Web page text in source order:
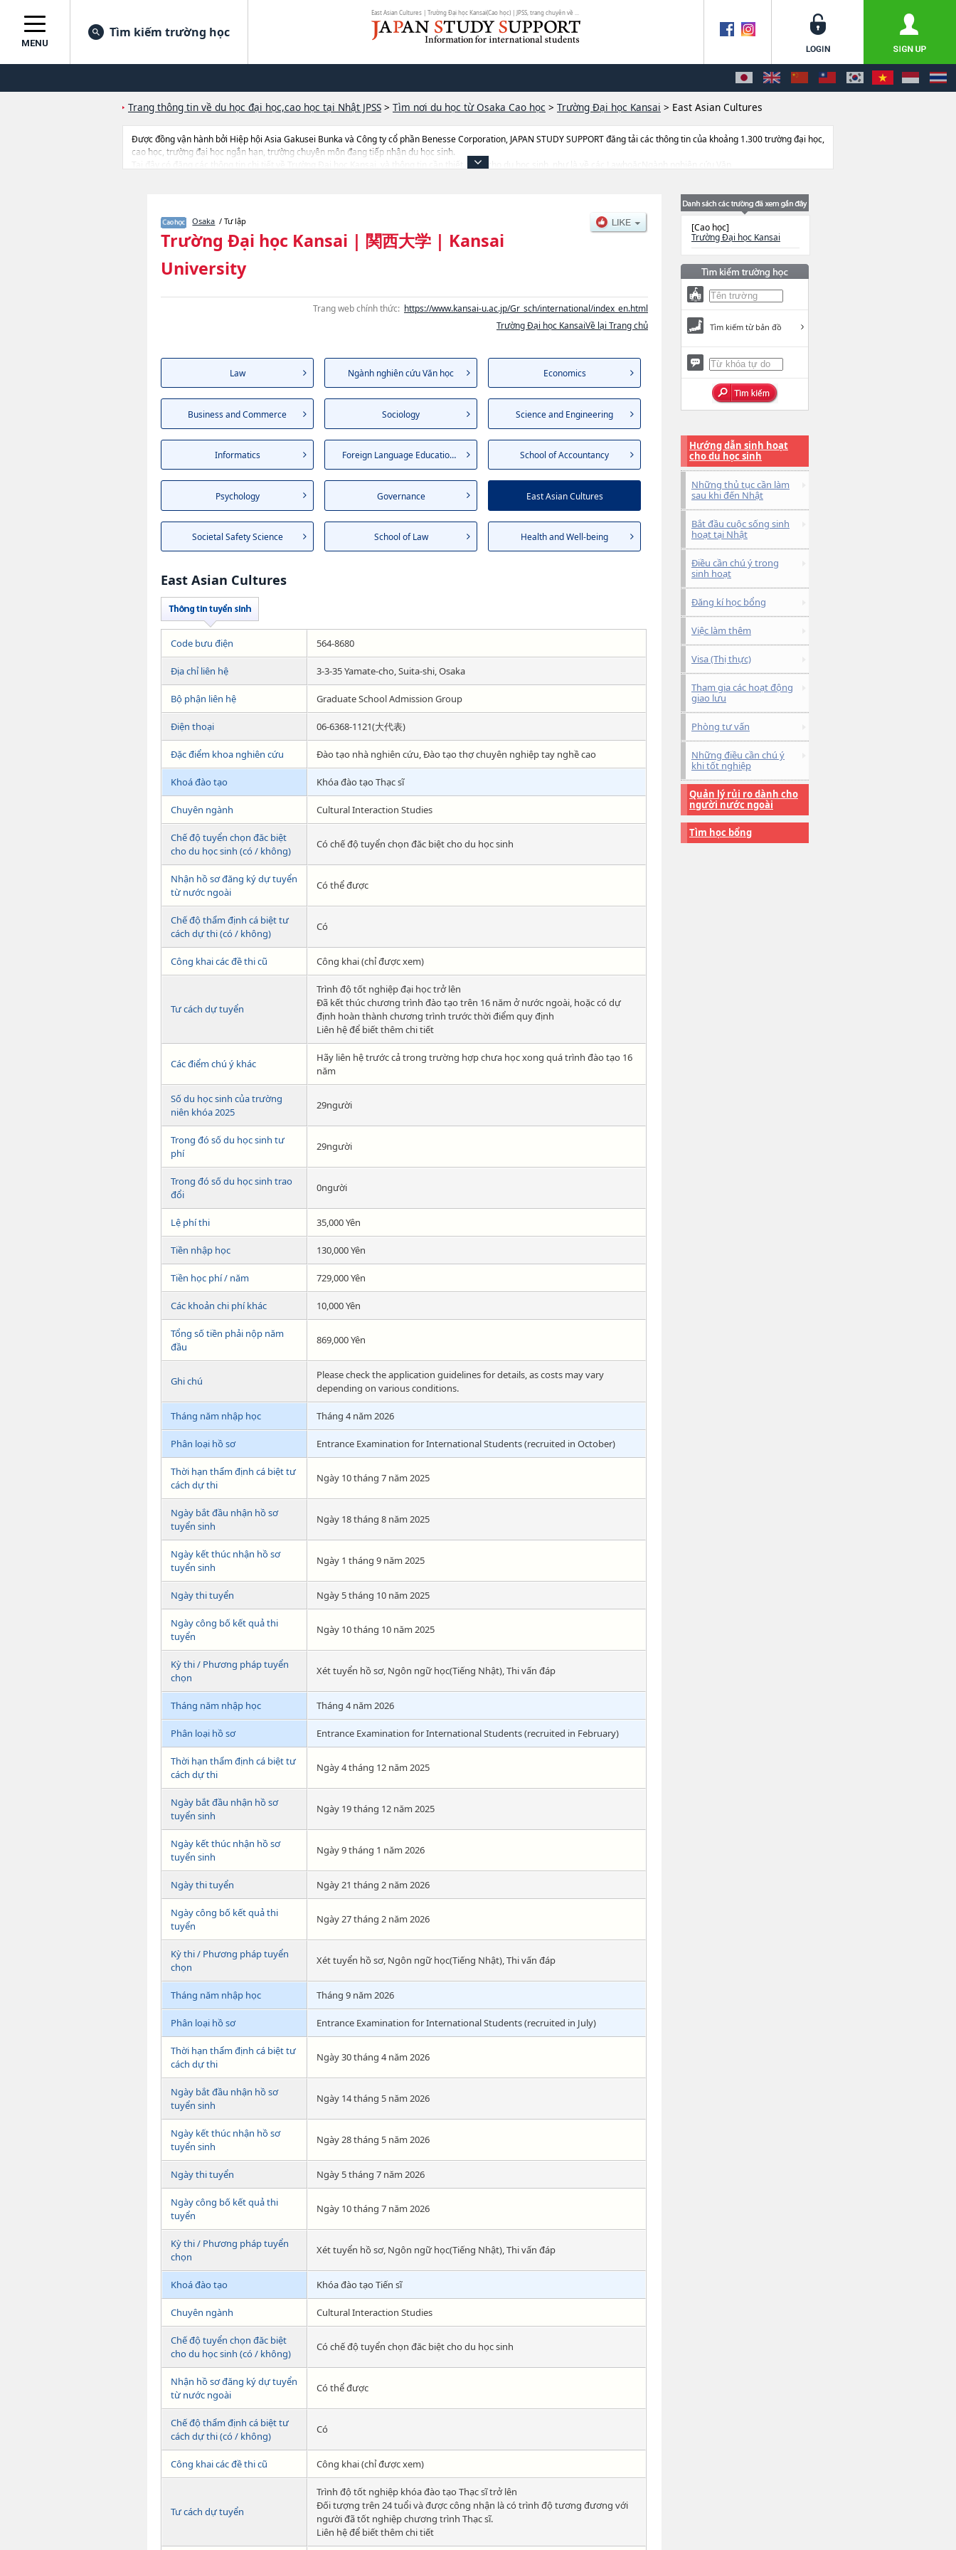
East Asian Cultures | Trường Đại học Kansai(Cao học) | JPSS, trang chuyên về ...
MENU
Tìm kiếm trường học
Trang thông tin về du học đại học,cao học tại Nhật JPSS > Tìm nơi du học từ Osaka Cao học > Trường Đại học Kansai > East Asian Cultures
Được đồng vận hành bởi Hiệp hội Asia Gakusei Bunka và Công ty cổ phần Benesse Corporation, JAPAN STUDY SUPPORT đăng tải các thông tin của khoảng 1.300 trường đại học,
cao học, trường đại học ngắn hạn, trường chuyên môn đang tiếp nhận du học sinh.
Tại đây có đăng các thông tin chi tiết về Trường Đại học Kansai, và thông tin cần thiết dành cho du học sinh, như là về các LawhoặcNgành nghiên cứu Văn
Osaka / Tư lập
Trường Đại học Kansai | 関西大学 | Kansai
University
Trang web chính thức: https://www.kansai-u.ac.jp/Gr_sch/international/index_en.html
Trường Đại học KansaiVề lại Trang chủ
Law Ngành nghiên cứu Văn học Economics
Business and Commerce Sociology Science and Engineering
Informatics Foreign Language Education an... School of Accountancy
Psychology Governance East Asian Cultures
Societal Safety Science School of Law Health and Well-being
East Asian Cultures
Code bưu điện 564-8680
Địa chỉ liên hệ 3-3-35 Yamate-cho, Suita-shi, Osaka
Bộ phận liên hệ Graduate School Admission Group
Điện thoại 06-6368-1121(大代表)
Đặc điểm khoa nghiên cứu Đào tạo nhà nghiên cứu, Đào tạo thợ chuyên nghiệp tay nghề cao
Khoá đào tạo Khóa đào tạo Thạc sĩ
Chuyên ngành Cultural Interaction Studies
Chế độ tuyển chọn đăc biệt
cho du học sinh (có / không)
Có chế độ tuyển chọn đăc biệt cho du học sinh
Nhận hồ sơ đăng ký dự tuyển
từ nước ngoài
Có thể được
Chế độ thẩm định cá biệt tư
cách dự thi (có / không)
Có
Công khai các đề thi cũ Công khai (chỉ được xem)
Tư cách dự tuyển
Trình độ tốt nghiệp đại học trở lên
Đã kết thúc chương trình đào tạo trên 16 năm ở nước ngoài, hoặc có dự
định hoàn thành chương trình trước thời điểm quy định
Liên hệ để biết thêm chi tiết
Các điểm chú ý khác
Hãy liên hệ trước cả trong trường hợp chưa học xong quá trình đào tạo 16
năm
Số du học sinh của trường
niên khóa 2025
29người
Trong đó số du học sinh tư
phí
29người
Trong đó số du học sinh trao
đổi
0người
Lệ phí thi 35,000 Yên
Tiền nhập học 130,000 Yên
Tiền học phí / năm 729,000 Yên
Các khoản chi phí khác 10,000 Yên
Tổng số tiền phải nộp năm
đầu
869,000 Yên
Ghi chú
Please check the application guidelines for details, as costs may vary
depending on various conditions.
Tháng năm nhập học Tháng 4 năm 2026
Phân loại hồ sơ Entrance Examination for International Students (recruited in October)
Thời hạn thẩm định cá biệt tư
cách dự thi
Ngày 10 tháng 7 năm 2025
Ngày bắt đầu nhận hồ sơ
tuyển sinh
Ngày 18 tháng 8 năm 2025
Ngày kết thúc nhận hồ sơ
tuyển sinh
Ngày 1 tháng 9 năm 2025
Ngày thi tuyển Ngày 5 tháng 10 năm 2025
Ngày công bố kết quả thi
tuyển
Ngày 10 tháng 10 năm 2025
Kỳ thi / Phương pháp tuyển
chọn
Xét tuyển hồ sơ, Ngôn ngữ học(Tiếng Nhật), Thi vấn đáp
Tháng năm nhập học Tháng 4 năm 2026
Phân loại hồ sơ Entrance Examination for International Students (recruited in February)
Thời hạn thẩm định cá biệt tư
cách dự thi
Ngày 4 tháng 12 năm 2025
Ngày bắt đầu nhận hồ sơ
tuyển sinh
Ngày 19 tháng 12 năm 2025
Ngày kết thúc nhận hồ sơ
tuyển sinh
Ngày 9 tháng 1 năm 2026
Ngày thi tuyển Ngày 21 tháng 2 năm 2026
Ngày công bố kết quả thi
tuyển
Ngày 27 tháng 2 năm 2026
Kỳ thi / Phương pháp tuyển
chọn
Xét tuyển hồ sơ, Ngôn ngữ học(Tiếng Nhật), Thi vấn đáp
Tháng năm nhập học Tháng 9 năm 2026
Phân loại hồ sơ Entrance Examination for International Students (recruited in July)
Thời hạn thẩm định cá biệt tư
cách dự thi
Ngày 30 tháng 4 năm 2026
Ngày bắt đầu nhận hồ sơ
tuyển sinh
Ngày 14 tháng 5 năm 2026
Ngày kết thúc nhận hồ sơ
tuyển sinh
Ngày 28 tháng 5 năm 2026
Ngày thi tuyển Ngày 5 tháng 7 năm 2026
Ngày công bố kết quả thi
tuyển
Ngày 10 tháng 7 năm 2026
Kỳ thi / Phương pháp tuyển
chọn
Xét tuyển hồ sơ, Ngôn ngữ học(Tiếng Nhật), Thi vấn đáp
Khoá đào tạo Khóa đào tạo Tiến sĩ
Chuyên ngành Cultural Interaction Studies
Chế độ tuyển chọn đăc biệt
cho du học sinh (có / không)
Có chế độ tuyển chọn đăc biệt cho du học sinh
Nhận hồ sơ đăng ký dự tuyển
từ nước ngoài
Có thể được
Chế độ thẩm định cá biệt tư
cách dự thi (có / không)
Có
Công khai các đề thi cũ Công khai (chỉ được xem)
Tư cách dự tuyển
Trình độ tốt nghiệp khóa đào tạo Thạc sĩ trở lên
Đối tượng trên 24 tuổi và được công nhận là có trình độ tương đương với
người đã tốt nghiệp chương trình Thạc sĩ.
Liên hệ để biết thêm chi tiết
[Cao học]
Trường Đại học Kansai
Tìm kiếm từ bản đồ
Hướng dẫn sinh hoạt
cho du học sinh
Những thủ tục cần làm
sau khi đến Nhật
Bắt đầu cuộc sống sinh
hoạt tại Nhật
Điều cần chú ý trong
sinh hoạt
Đăng kí học bổng
Việc làm thêm
Visa (Thị thực)
Tham gia các hoạt động
giao lưu
Phòng tư vấn
Những điều cần chú ý
khi tốt nghiệp
Quản lý rủi ro dành cho
người nước ngoài
Tìm học bổng